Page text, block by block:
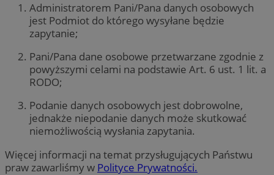
Administratorem Pani/Pana danych osobowych
jest Podmiot do którego wysyłane będzie
zapytanie;
Pani/Pana dane osobowe przetwarzane zgodnie z
powyższymi celami na podstawie Art. 6 ust. 1 lit. a
RODO;
Podanie danych osobowych jest dobrowolne,
jednakże niepodanie danych może skutkować
niemożliwością wysłania zapytania.
Więcej informacji na temat przysługujących Państwu
praw zawarliśmy w Polityce Prywatności.